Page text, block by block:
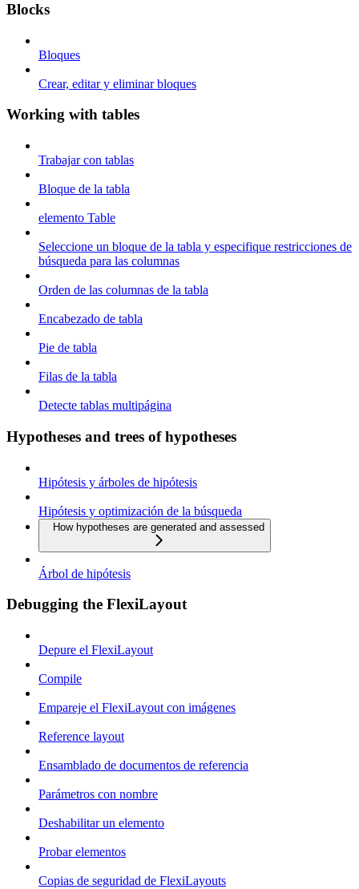
Blocks
Bloques
Crear, editar y eliminar bloques
Working with tables
Trabajar con tablas
Bloque de la tabla
elemento Table
Seleccione un bloque de la tabla y especifique restricciones de
búsqueda para las columnas
Orden de las columnas de la tabla
Encabezado de tabla
Pie de tabla
Filas de la tabla
Detecte tablas multipágina
Hypotheses and trees of hypotheses
Hipótesis y árboles de hipótesis
Hipótesis y optimización de la búsqueda
How hypotheses are generated and assessed
Árbol de hipótesis
Debugging the FlexiLayout
Depure el FlexiLayout
Compile
Empareje el FlexiLayout con imágenes
Reference layout
Ensamblado de documentos de referencia
Parámetros con nombre
Deshabilitar un elemento
Probar elementos
Copias de seguridad de FlexiLayouts